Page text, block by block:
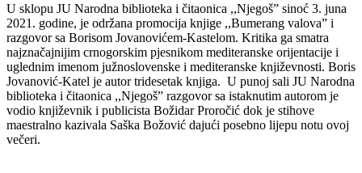
U sklopu JU Narodna biblioteka i čitaonica ,,Njegoš” sinoć 3. juna
2021. godine, je održana promocija knjige ,,Bumerang valova” i
razgovor sa Borisom Jovanovićem-Kastelom. Kritika ga smatra
najznačajnijim crnogorskim pjesnikom mediteranske orijentacije i
uglednim imenom južnoslovenske i mediteranske književnosti. Boris
Jovanović-Katel je autor tridesetak knjiga. U punoj sali JU Narodna
biblioteka i čitaonica ,,Njegoš” razgovor sa istaknutim autorom je
vodio književnik i publicista Božidar Proročić dok je stihove
maestralno kazivala Saška Božović dajući posebno lijepu notu ovoj
večeri.